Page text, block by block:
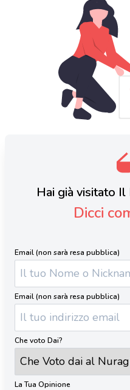
Hai già visitato
Dicci
Email (non sarà resa pubblica)
Email (non sarà resa pubblica)
Che voto Dai?
La Tua Opinione